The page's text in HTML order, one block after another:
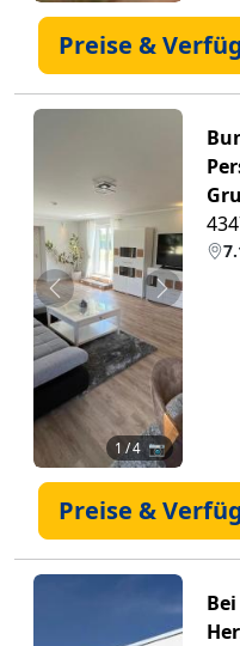
Preise &
Zurück Weiter
1/ 4 📷
Preise &